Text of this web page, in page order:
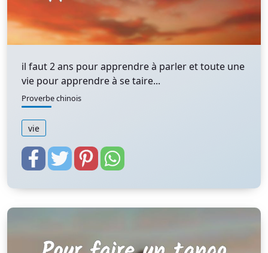
il faut 2 ans pour apprendre à parler et toute une
vie pour apprendre à se taire...
Proverbe chinois
vie